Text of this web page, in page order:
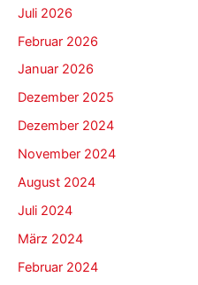
Juli 2026
Februar 2026
Januar 2026
Dezember 2025
Dezember 2024
November 2024
August 2024
Juli 2024
März 2024
Februar 2024